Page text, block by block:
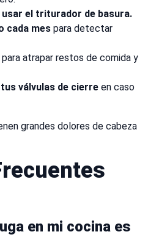
el triturador de basura.
cada mes para detectar
para atrapar restos de comida y
válvulas de cierre en caso
grandes dolores de cabeza
en mi cocina es